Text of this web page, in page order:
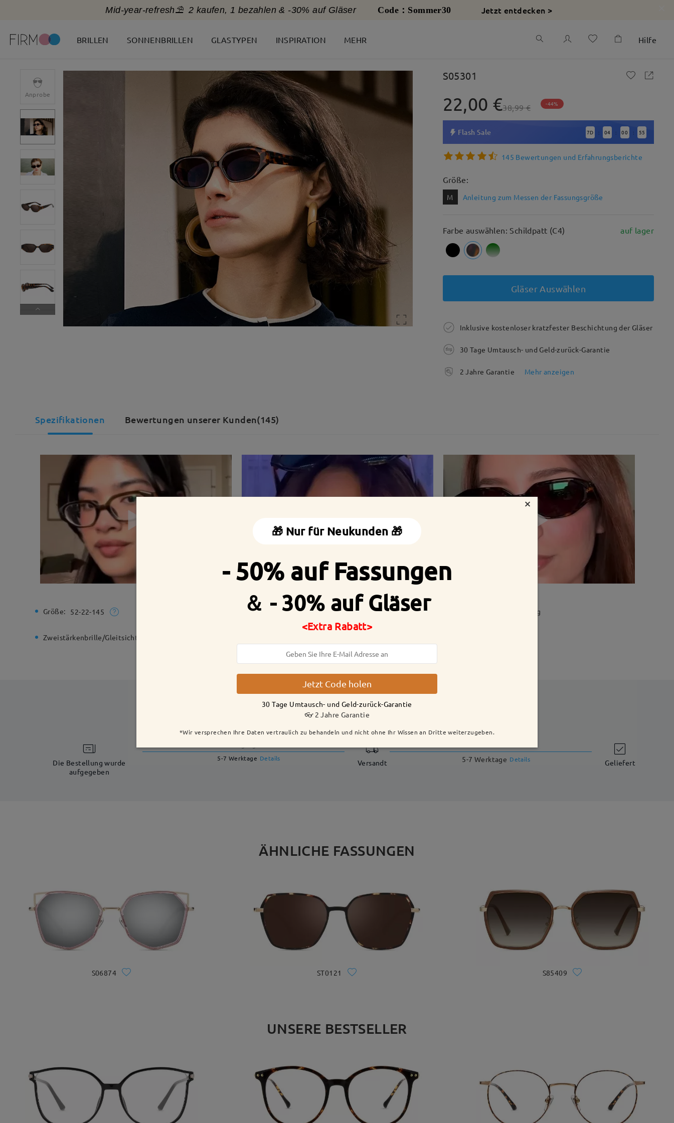
Mid-year-refresh⛱️ 2 kaufen, 1 bezahlen & -30% auf Gläser Code：Sommer30 Jetzt entdecken >
BRILLEN SONNENBRILLEN GLASTYPEN INSPIRATION MEHR Hilfe
Anprobe
S05301
22,00 €38,99 € -44%
Flash Sale 7D : 04 : 00 : 54
145 Bewertungen und Erfahrungsberichte
Größe:
M Anleitung zum Messen der Fassungsgröße
Farbe auswählen: Schildpatt (C4) auf lager
Gläser Auswählen
Inklusive kostenloser kratzfester Beschichtung der Gläser
30 Tage Umtausch- und Geld-zurück-Garantie
2 Jahre Garantie Mehr anzeigen
Spezifikationen Bewertungen unserer Kunden(145)
Größe: 52-22-145 133 mm Mittel) Diagonale Größe der Gläser: 22g
Zweistärkenbrille/Gleitsichtbrille:
LIEFERUNG
Die Bestellung wurde
aufgegeben
5-7 Werktage Details Versandt 5-7 Werktage Details Geliefert
ÄHNLICHE FASSUNGEN
S06874 ST0121 S85409
UNSERE BESTSELLER
×
🎁 Nur für Neukunden 🎁
- 50% auf Fassungen
＆ - 30% auf Gläser
<Extra Rabatt>
Jetzt Code holen
30 Tage Umtausch- und Geld-zurück-Garantie
👓 2 Jahre Garantie
*Wir versprechen Ihre Daten vertraulich zu behandeln und nicht ohne Ihr Wissen an Dritte weiterzugeben.